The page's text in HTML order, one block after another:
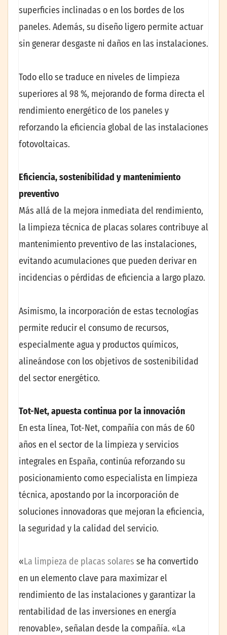
superficies inclinadas o en los bordes de los
paneles. Además, su diseño ligero permite actuar
sin generar desgaste ni daños en las instalaciones.
Todo ello se traduce en niveles de limpieza
superiores al 98 %, mejorando de forma directa el
rendimiento energético de los paneles y
reforzando la eficiencia global de las instalaciones
fotovoltaicas.
Eficiencia, sostenibilidad y mantenimiento
preventivo
Más allá de la mejora inmediata del rendimiento,
la limpieza técnica de placas solares contribuye al
mantenimiento preventivo de las instalaciones,
evitando acumulaciones que pueden derivar en
incidencias o pérdidas de eficiencia a largo plazo.
Asimismo, la incorporación de estas tecnologías
permite reducir el consumo de recursos,
especialmente agua y productos químicos,
alineándose con los objetivos de sostenibilidad
del sector energético.
Tot-Net, apuesta continua por la innovación
En esta línea, Tot-Net, compañía con más de 60
años en el sector de la limpieza y servicios
integrales en España, continúa reforzando su
posicionamiento como especialista en limpieza
técnica, apostando por la incorporación de
soluciones innovadoras que mejoran la eficiencia,
la seguridad y la calidad del servicio.
«La limpieza de placas solares se ha convertido
en un elemento clave para maximizar el
rendimiento de las instalaciones y garantizar la
rentabilidad de las inversiones en energía
renovable», señalan desde la compañía. «La